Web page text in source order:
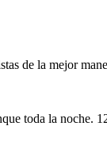
de la mejor
toda la noche.